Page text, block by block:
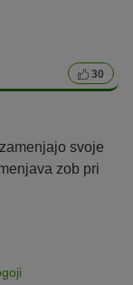
30
svoje
zob pri